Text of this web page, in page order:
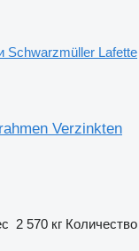
Schwarzmüller Lafette
Verzinkten
2 570 кг Количество